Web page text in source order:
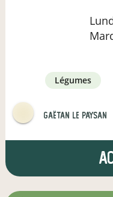
légumes
Gaëtan le paysan